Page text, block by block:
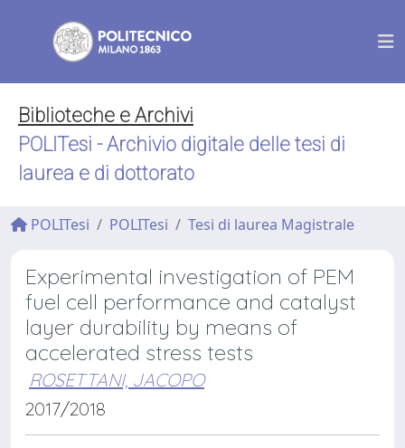
Biblioteche e Archivi
POLITesi - Archivio digitale delle tesi di
laurea e di dottorato
POLITesi POLITesi Tesi di laurea Magistrale
Experimental investigation of PEM
fuel cell performance and catalyst
layer durability by means of
accelerated stress tests
ROSETTANI, JACOPO
2017/2018